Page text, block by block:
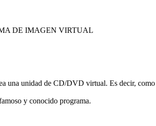
DE IMAGEN VIRTUAL
una unidad de CD/DVD virtual. Es decir,
y conocido programa.